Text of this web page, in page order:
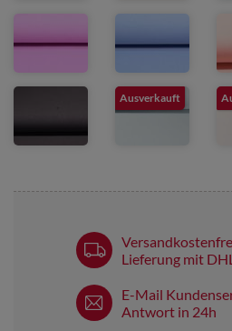
Ausverkauft
Lieferung mit
E-Mail
Antwort in 24h